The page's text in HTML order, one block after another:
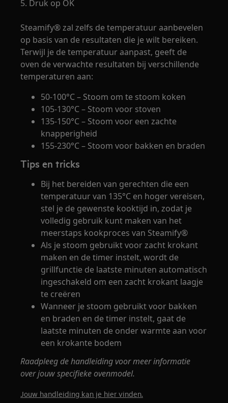
5. Druk op OK
Steamify® zal zelfs de temperatuur aanbevelen
op basis van de resultaten die je wilt bereiken.
Terwijl je de temperatuur aanpast, geeft de
oven de verwachte resultaten bij verschillende
temperaturen aan:
50-100°C – Stoom om te stoom koken
105-130°C – Stoom voor stoven
135-150°C – Stoom voor een zachte
knapperigheid
155-230°C – Stoom voor bakken en braden
Tips en tricks
Bij het bereiden van gerechten die een
temperatuur van 135°C en hoger vereisen,
stel je de gewenste kooktijd in, zodat je
volledig gebruik kunt maken van het
meerstaps kookproces van Steamify®
Als je stoom gebruikt voor zacht krokant
maken en de timer instelt, wordt de
grillfunctie de laatste minuten automatisch
ingeschakeld om een zacht krokant laagje
te creëren
Wanneer je stoom gebruikt voor bakken
en braden en de timer instelt, gaat de
laatste minuten de onder warmte aan voor
een krokante bodem
Raadpleeg de handleiding voor meer informatie
over jouw specifieke ovenmodel.
Jouw handleiding kan je hier vinden.